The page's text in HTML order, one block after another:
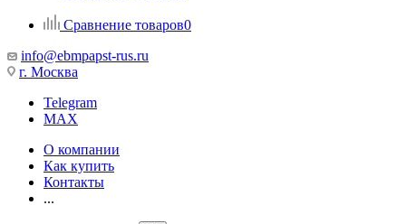
Сравнение товаров0
info@ebmpapst-rus.ru
г. Москва
Telegram
MAX
О компании
Как купить
Контакты
...